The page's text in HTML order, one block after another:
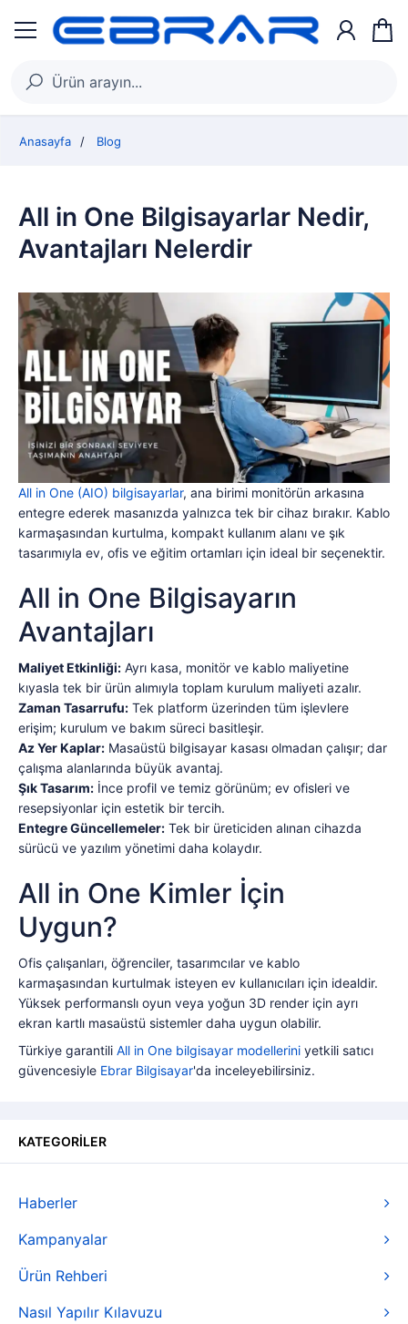
Anasayfa Blog
All in One Bilgisayarlar Nedir,
Avantajları Nelerdir
All in One (AIO) bilgisayarlar, ana birimi monitörün arkasına
entegre ederek masanızda yalnızca tek bir cihaz bırakır. Kablo
karmaşasından kurtulma, kompakt kullanım alanı ve şık
tasarımıyla ev, ofis ve eğitim ortamları için ideal bir seçenektir.
All in One Bilgisayarın
Avantajları
Maliyet Etkinliği: Ayrı kasa, monitör ve kablo maliyetine
kıyasla tek bir ürün alımıyla toplam kurulum maliyeti azalır.
Zaman Tasarrufu: Tek platform üzerinden tüm işlevlere
erişim; kurulum ve bakım süreci basitleşir.
Az Yer Kaplar: Masaüstü bilgisayar kasası olmadan çalışır; dar
çalışma alanlarında büyük avantaj.
Şık Tasarım: İnce profil ve temiz görünüm; ev ofisleri ve
resepsiyonlar için estetik bir tercih.
Entegre Güncellemeler: Tek bir üreticiden alınan cihazda
sürücü ve yazılım yönetimi daha kolaydır.
All in One Kimler İçin
Uygun?
Ofis çalışanları, öğrenciler, tasarımcılar ve kablo
karmaşasından kurtulmak isteyen ev kullanıcıları için idealdir.
Yüksek performanslı oyun veya yoğun 3D render için ayrı
ekran kartlı masaüstü sistemler daha uygun olabilir.
Türkiye garantili All in One bilgisayar modellerini yetkili satıcı
güvencesiyle Ebrar Bilgisayar'da inceleyebilirsiniz.
KATEGORİLER
Haberler
Kampanyalar
Ürün Rehberi
Nasıl Yapılır Kılavuzu